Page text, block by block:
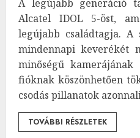
A legújabb generáció
Alcatel IDOL 5-öst,
legújabb családtagja.
mindennapi keverékét
minőségű
fióknak köszönhetően
csodás pillanatok
TOVÁBBI RÉSZLETEK